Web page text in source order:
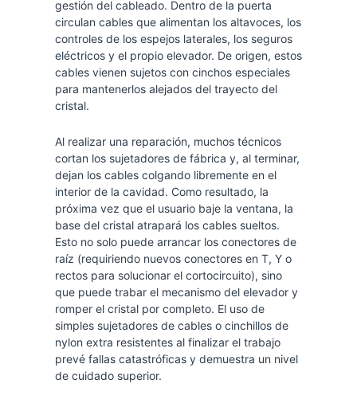
gestión del cableado. Dentro de la puerta
circulan cables que alimentan los altavoces, los
controles de los espejos laterales, los seguros
eléctricos y el propio elevador. De origen, estos
cables vienen sujetos con cinchos especiales
para mantenerlos alejados del trayecto del
cristal.
Al realizar una reparación, muchos técnicos
cortan los sujetadores de fábrica y, al terminar,
dejan los cables colgando libremente en el
interior de la cavidad. Como resultado, la
próxima vez que el usuario baje la ventana, la
base del cristal atrapará los cables sueltos.
Esto no solo puede arrancar los conectores de
raíz (requiriendo nuevos conectores en T, Y o
rectos para solucionar el cortocircuito), sino
que puede trabar el mecanismo del elevador y
romper el cristal por completo. El uso de
simples sujetadores de cables o cinchillos de
nylon extra resistentes al finalizar el trabajo
prevé fallas catastróficas y demuestra un nivel
de cuidado superior.